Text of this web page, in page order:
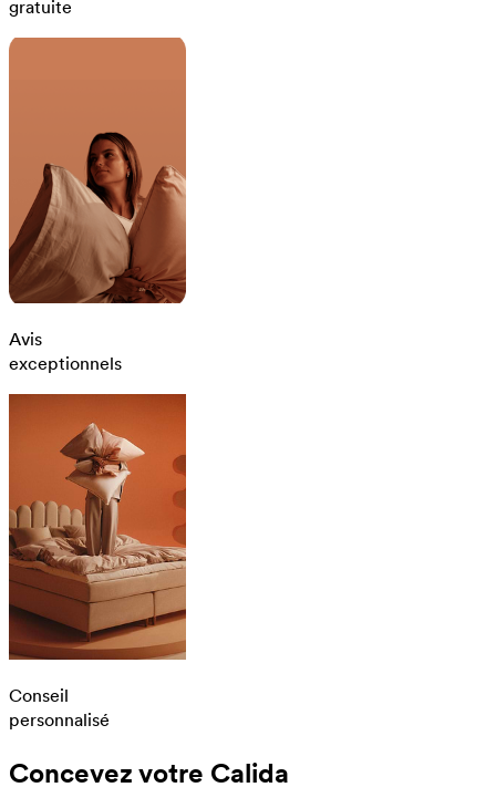
gratuite
Avis
exceptionnels
Conseil
personnalisé
Concevez votre Calida